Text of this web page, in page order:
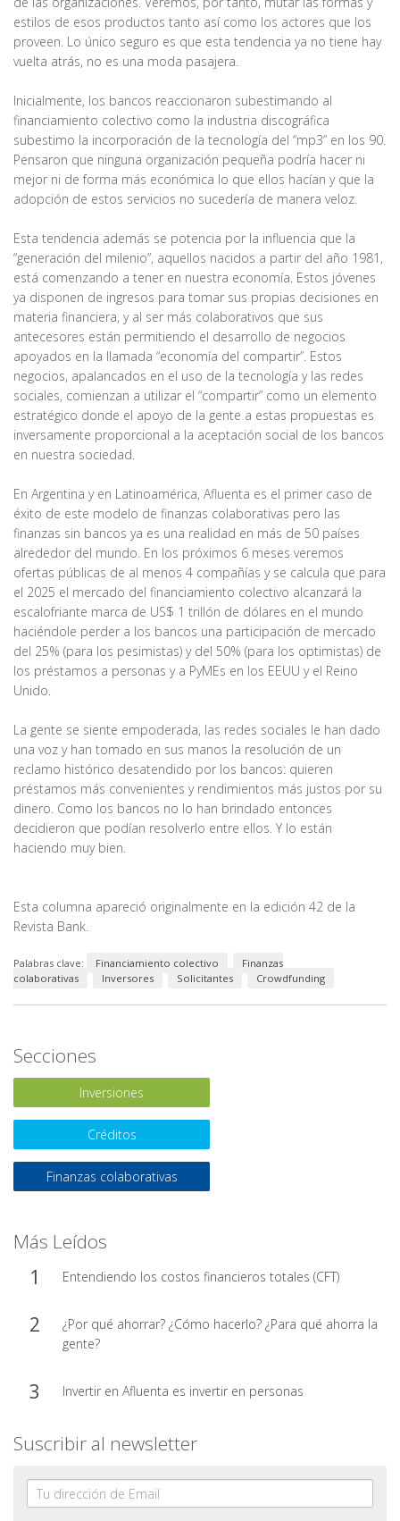
estilos de esos productos tanto así como los actores que los
proveen. Lo único seguro es que esta tendencia ya no tiene hay
vuelta atrás, no es una moda pasajera.
Inicialmente, los bancos reaccionaron subestimando al
financiamiento colectivo como la industria discográfica
subestimo la incorporación de la tecnología del “mp3” en los 90.
Pensaron que ninguna organización pequeña podría hacer ni
mejor ni de forma más económica lo que ellos hacían y que la
adopción de estos servicios no sucedería de manera veloz.
Esta tendencia además se potencia por la influencia que la
“generación del milenio”, aquellos nacidos a partir del año 1981,
está comenzando a tener en nuestra economía. Estos jóvenes
ya disponen de ingresos para tomar sus propias decisiones en
materia financiera, y al ser más colaborativos que sus
antecesores están permitiendo el desarrollo de negocios
apoyados en la llamada “economía del compartir”. Estos
negocios, apalancados en el uso de la tecnología y las redes
sociales, comienzan a utilizar el “compartir” como un elemento
estratégico donde el apoyo de la gente a estas propuestas es
inversamente proporcional a la aceptación social de los bancos
en nuestra sociedad.
En Argentina y en Latinoamérica, Afluenta es el primer caso de
éxito de este modelo de finanzas colaborativas pero las
finanzas sin bancos ya es una realidad en más de 50 países
alrededor del mundo. En los próximos 6 meses veremos
ofertas públicas de al menos 4 compañías y se calcula que para
el 2025 el mercado del financiamiento colectivo alcanzará la
escalofriante marca de US$ 1 trillón de dólares en el mundo
haciéndole perder a los bancos una participación de mercado
del 25% (para los pesimistas) y del 50% (para los optimistas) de
los préstamos a personas y a PyMEs en los EEUU y el Reino
Unido.
La gente se siente empoderada, las redes sociales le han dado
una voz y han tomado en sus manos la resolución de un
reclamo histórico desatendido por los bancos: quieren
préstamos más convenientes y rendimientos más justos por su
dinero. Como los bancos no lo han brindado entonces
decidieron que podían resolverlo entre ellos. Y lo están
haciendo muy bien.
Esta columna apareció originalmente en la edición 42 de la
Revista Bank.
Palabras clave: Financiamiento colectivo
Finanzas
colaborativas
Inversores Solicitantes Crowdfunding
Secciones
Inversiones
Créditos
Finanzas colaborativas
Más Leídos
Entendiendo los costos financieros totales (CFT)
¿Por qué ahorrar? ¿Cómo hacerlo? ¿Para qué ahorra la
gente?
Invertir en Afluenta es invertir en personas
Suscribir al newsletter